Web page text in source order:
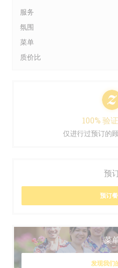
服务
氛围
菜单
质价比
100% 验
仅进行过预订的
预
预订
菜
发现我们